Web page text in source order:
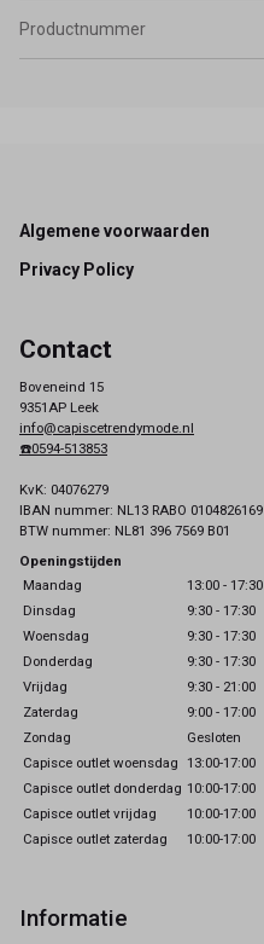
Productnummer
Footer
Algemene voorwaarden
Privacy Policy
Contact
Boveneind 15
9351AP Leek
info@capiscetrendymode.nl
☎️0594-513853
KvK: 04076279
IBAN nummer: NL13 RABO 0104826169
BTW nummer: NL81 396 7569 B01
Openingstijden
Maandag
13:00 - 17:30
Dinsdag
9:30 - 17:30
Woensdag
9:30 - 17:30
Donderdag
9:30 - 17:30
Vrijdag
9:30 - 21:00
Zaterdag
9:00 - 17:00
Zondag
Gesloten
Capisce outlet woensdag 13:00-17:00
Capisce outlet donderdag 10:00-17:00
Capisce outlet vrijdag
10:00-17:00
Capisce outlet zaterdag
10:00-17:00
Informatie